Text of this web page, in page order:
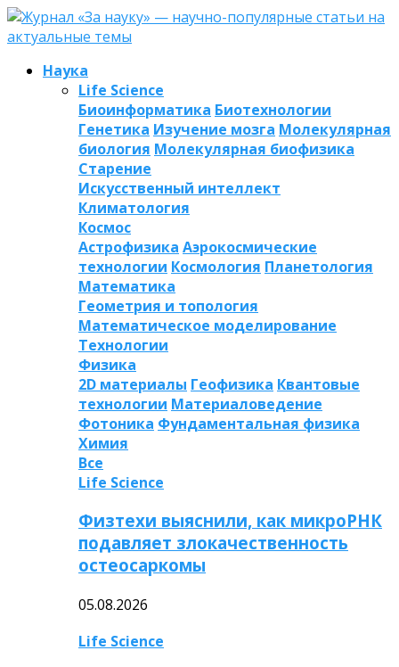
Наука
Life Science
Биоинформатика Биотехнологии
Генетика Изучение мозга Молекулярная
биология Молекулярная биофизика
Старение
Искусственный интеллект
Климатология
Космос
Астрофизика Аэрокосмические
технологии Космология Планетология
Математика
Геометрия и топология
Математическое моделирование
Технологии
Физика
2D материалы Геофизика Квантовые
технологии Материаловедение
Фотоника Фундаментальная физика
Химия
Все
Life Science
Физтехи выяснили, как микроРНК
подавляет злокачественность
остеосаркомы
05.08.2026
Life Science